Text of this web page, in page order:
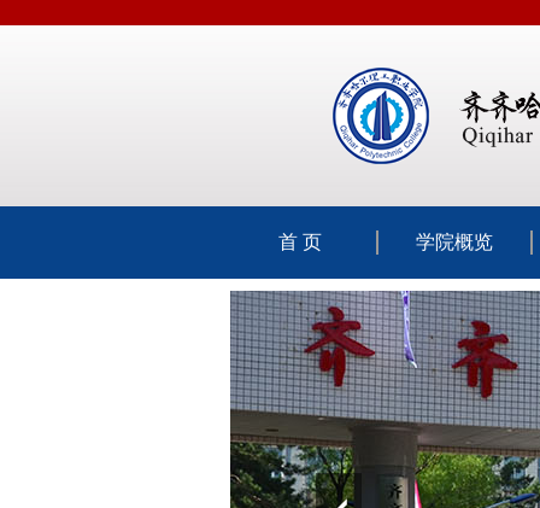
首 页 学院概览